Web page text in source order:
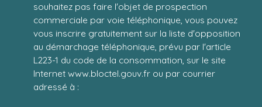
souhaitez pas faire l'objet de prospection
commerciale par voie téléphonique, vous pouvez
vous inscrire gratuitement sur la liste d'opposition
au démarchage téléphonique, prévu par l'article
L223-1 du code de la consommation, sur le site
Internet www.bloctel.gouv.fr ou par courrier
adressé à :